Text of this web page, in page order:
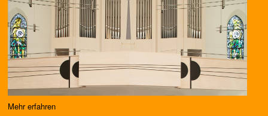
Mehr erfahren